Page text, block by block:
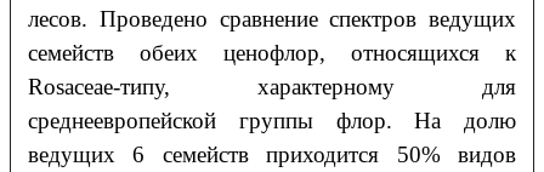
лесов. Проведено сравнение спектров ведущих
семейств обеих ценофлор, относящихся к
Rosaceae-типу, характерному для
среднеевропейской группы флор. На долю
ведущих 6 семейств приходится 50% видов